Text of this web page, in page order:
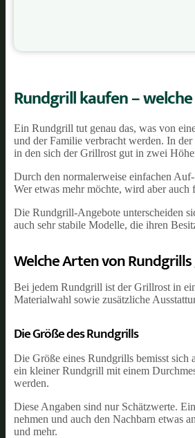
Rundgrill kaufen –
Ein Rundgrill tut genau das, was von
und der Familie verbracht werden. In
in den sich der Grillrost gut in zwei
Durch den normalerweise einfachen
Wer etwas mehr möchte, wird aber auch
Die Rundgrill-Angebote unterscheiden
auch sehr stabile Modelle, die ihren
Welche Arten von
Bei jedem Rundgrill ist der Grillrost in
Materialwahl sowie zusätzliche
Die Größe des Rundgrills
Die Größe eines Rundgrills bemisst sich
ein kleiner Rundgrill mit einem
werden.
Diese Angaben sind nur Schätzwerte.
nehmen und auch den Nachbarn etwas
und mehr.